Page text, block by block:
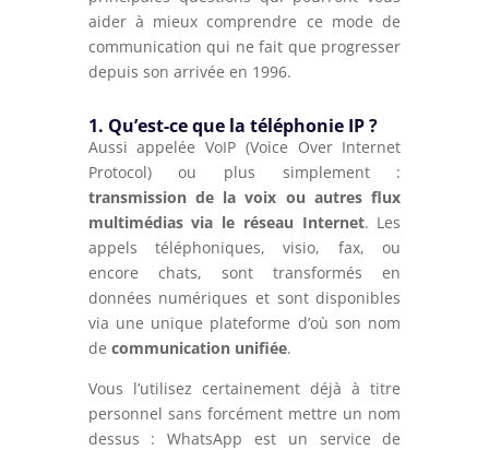
aider à mieux comprendre ce mode de
communication qui ne fait que progresser
depuis son arrivée en 1996.
1. Qu’est-ce que la téléphonie IP ?
Aussi appelée VoIP (Voice Over Internet
Protocol)ou plus simplement :
transmission de la voix ou autres flux
multimédias via le réseau Internet. Les
appels téléphoniques, visio, fax, ou
encore chats, sont transformés en
données numériques et sont disponibles
via une unique plateforme d’où son nom
de communication unifiée.
Vous l’utilisez certainement déjà à titre
personnel sans forcément mettre un nom
dessus : WhatsApp est un service de